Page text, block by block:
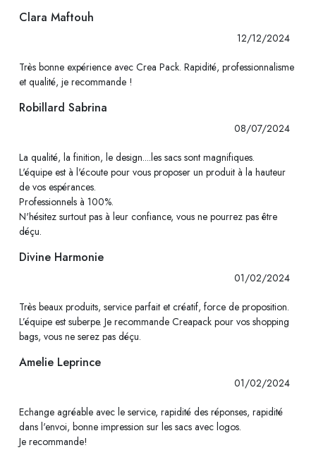
Clara Maftouh
12/12/2024
Très bonne expérience avec Crea Pack. Rapidité, professionnalisme
et qualité, je recommande !
Robillard Sabrina
08/07/2024
La qualité, la finition, le design....les sacs sont magnifiques.
L'équipe est à l'écoute pour vous proposer un produit à la hauteur
de vos espérances.
Professionnels à 100%.
N'hésitez surtout pas à leur confiance, vous ne pourrez pas être
déçu.
Divine Harmonie
01/02/2024
Très beaux produits, service parfait et créatif, force de proposition.
L’équipe est suberpe. Je recommande Creapack pour vos shopping
bags, vous ne serez pas déçu.
Amelie Leprince
01/02/2024
Echange agréable avec le service, rapidité des réponses, rapidité
dans l'envoi, bonne impression sur les sacs avec logos.
Je recommande!